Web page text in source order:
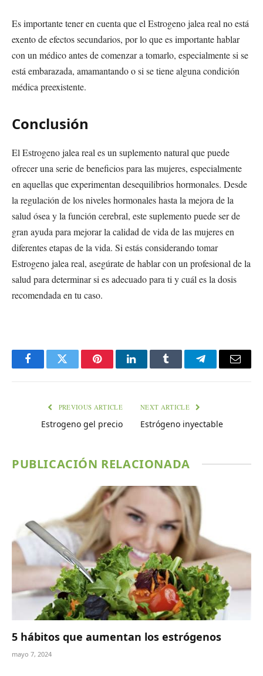
Es importante tener en cuenta que el Estrogeno jalea real no está
exento de efectos secundarios, por lo que es importante hablar
con un médico antes de comenzar a tomarlo, especialmente si se
está embarazada, amamantando o si se tiene alguna condición
médica preexistente.
Conclusión
El Estrogeno jalea real es un suplemento natural que puede
ofrecer una serie de beneficios para las mujeres, especialmente
en aquellas que experimentan desequilibrios hormonales. Desde
la regulación de los niveles hormonales hasta la mejora de la
salud ósea y la función cerebral, este suplemento puede ser de
gran ayuda para mejorar la calidad de vida de las mujeres en
diferentes etapas de la vida. Si estás considerando tomar
Estrogeno jalea real, asegúrate de hablar con un profesional de la
salud para determinar si es adecuado para ti y cuál es la dosis
recomendada en tu caso.
FacebookTwitter PinterestLinkedInTumblr TelegramEmail
PREVIOUS ARTICLE
Estrogeno gel precio
NEXT ARTICLE
Estrógeno inyectable
PUBLICACIÓN RELACIONADA
5 hábitos que aumentan los estrógenos
mayo 7, 2024